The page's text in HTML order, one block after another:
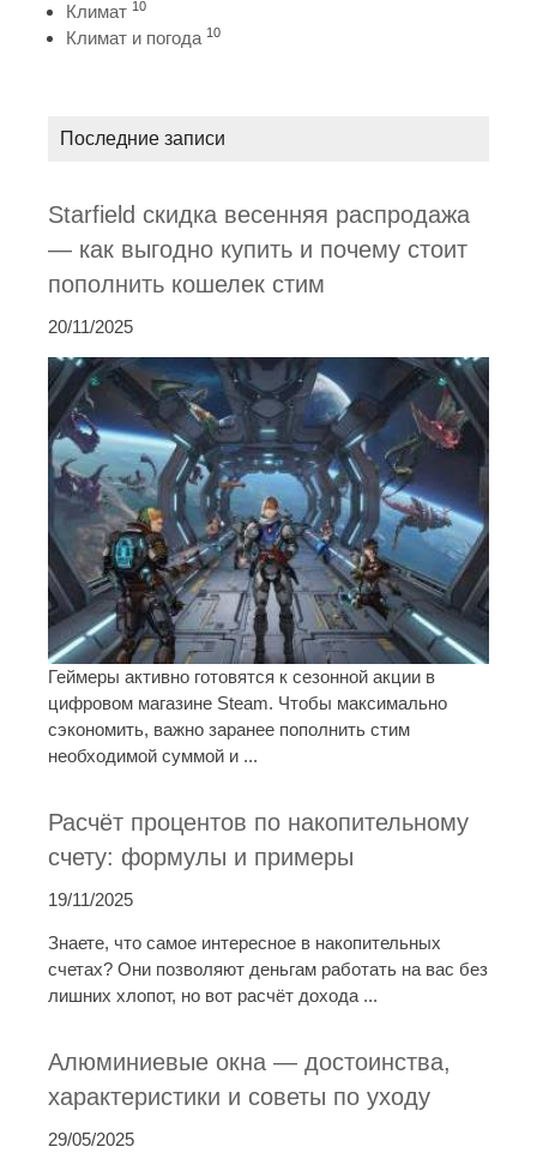
Климат 10
Климат и погода 10
Последние записи
Starfield скидка весенняя распродажа
— как выгодно купить и почему стоит
пополнить кошелек стим
20/11/2025
Геймеры активно готовятся к сезонной акции в
цифровом магазине Steam. Чтобы максимально
сэкономить, важно заранее пополнить стим
необходимой суммой и ...
Расчёт процентов по накопительному
счету: формулы и примеры
19/11/2025
Знаете, что самое интересное в накопительных
счетах? Они позволяют деньгам работать на вас без
лишних хлопот, но вот расчёт дохода ...
Алюминиевые окна — достоинства,
характеристики и советы по уходу
29/05/2025